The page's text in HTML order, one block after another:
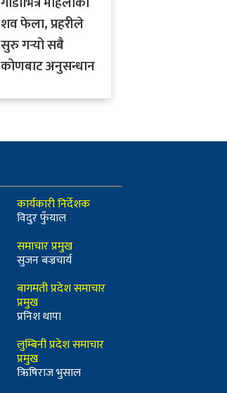
शव फेला, प्रहरीले
सुरु गर्‍यो सबै
कोणबाट अनुसन्धान
कार्यकारी निर्देशक
विदुर फुँयाल
समाचार प्रमुख
सुजन बज्रचार्य
बागमती प्रदेश समाचार
प्रमुख
प्रनिश थापा
लुम्बिनी प्रदेश समाचार
प्रमुख
ऋिषिराज भुसाल